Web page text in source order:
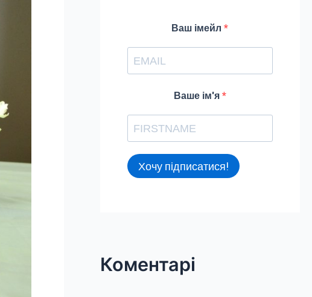
Ваш імейл
Ваше ім'я
Хочу підписатися!
Коментарі